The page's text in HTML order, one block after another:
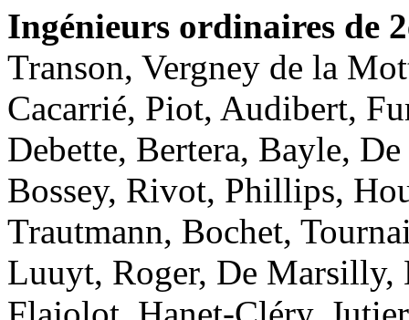
Ingénieurs ordinaires de
Transon, Vergney de la
Cacarrié, Piot, Audibert,
Debette, Bertera, Bayle,
Bossey, Rivot, Phillips,
Trautmann, Bochet,
Luuyt, Roger, De Marsilly,